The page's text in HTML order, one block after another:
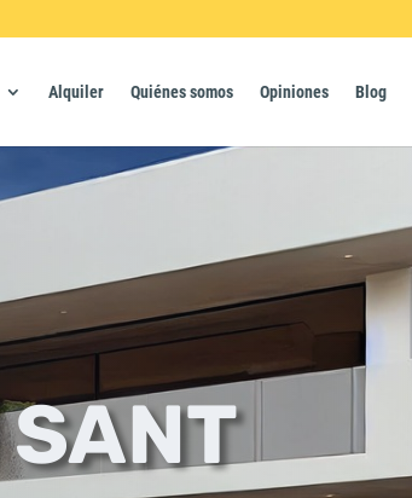
Alquiler Quiénes somos Opiniones Blog